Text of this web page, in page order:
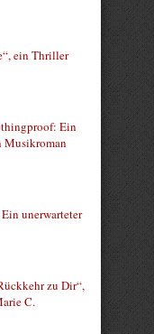
ein Thriller
Ein
Musikroman
unerwarteter
zu Dir“,
C.